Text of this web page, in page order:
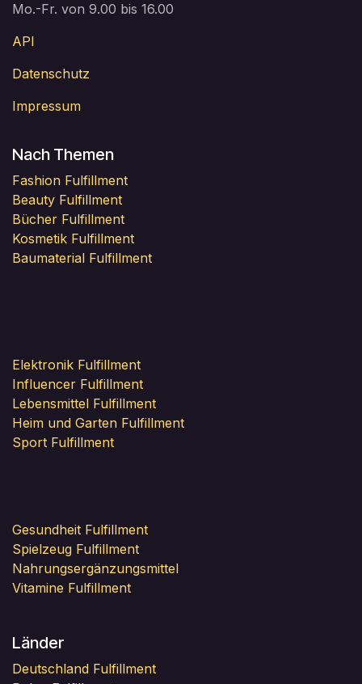
Mo.-Fr. von 9.00 bis 16.00
API
Datenschutz
Impressum
Nach Themen
Fashion Fulfillment
Beauty Fulfillment
Bücher Fulfillment
Kosmetik Fulfillment
Baumaterial Fulfillment
Elektronik Fulfillment
Influencer Fulfillment
Lebensmittel Fulfillment
Heim und Garten Fulfillment
Sport Fulfillment
Gesundheit Fulfillment
Spielzeug Fulfillment
Nahrungsergänzungsmittel
Vitamine Fulfillment
Länder
Deutschland Fulfillment